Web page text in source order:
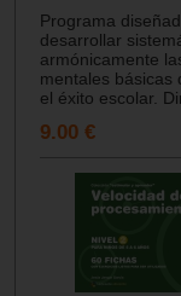
Programa
desarrollar
armónicamente
mentales básicas
el éxito escolar.
9.00 €